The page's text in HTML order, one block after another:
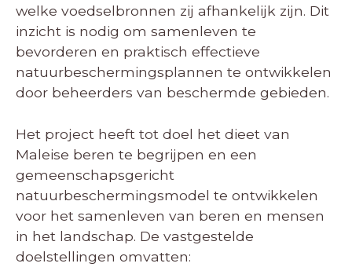
welke voedselbronnen zij afhankelijk zijn. Dit
inzicht is nodig om samenleven te
bevorderen en praktisch effectieve
natuurbeschermingsplannen te ontwikkelen
door beheerders van beschermde gebieden.
Het project heeft tot doel het dieet van
Maleise beren te begrijpen en een
gemeenschapsgericht
natuurbeschermingsmodel te ontwikkelen
voor het samenleven van beren en mensen
in het landschap. De vastgestelde
doelstellingen omvatten: